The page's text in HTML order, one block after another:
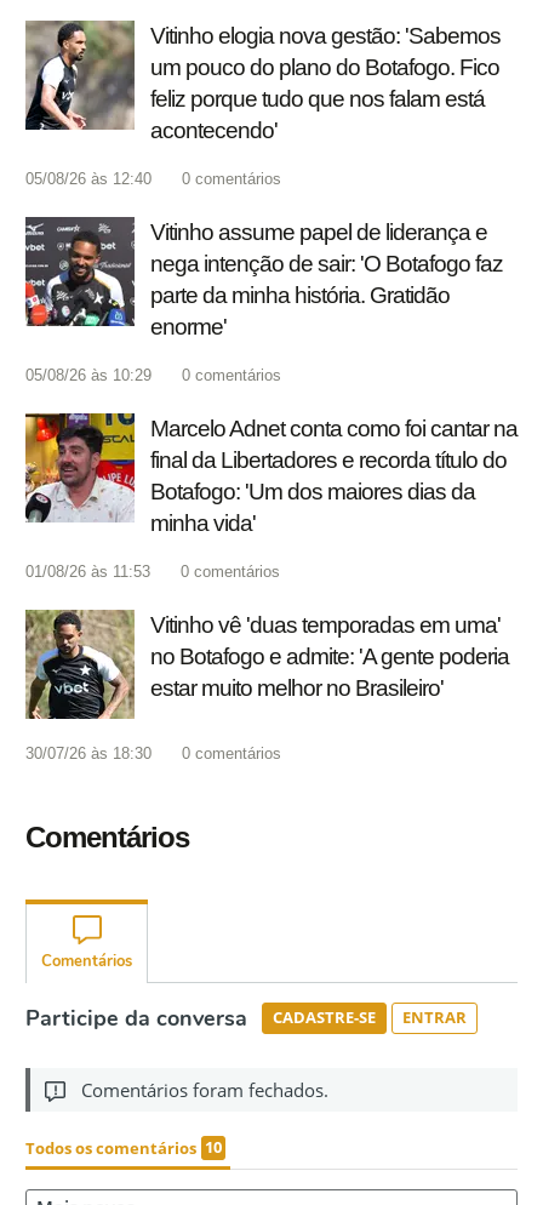
Vitinho elogia nova gestão: 'Sabemos
um pouco do plano do Botafogo. Fico
feliz porque tudo que nos falam está
acontecendo'
05/08/26 às 12:40 0 comentários
Vitinho assume papel de liderança e
nega intenção de sair: 'O Botafogo faz
parte da minha história. Gratidão
enorme'
05/08/26 às 10:29 0 comentários
Marcelo Adnet conta como foi cantar na
final da Libertadores e recorda título do
Botafogo: 'Um dos maiores dias da
minha vida'
01/08/26 às 11:53 0 comentários
Vitinho vê 'duas temporadas em uma'
no Botafogo e admite: 'A gente poderia
estar muito melhor no Brasileiro'
30/07/26 às 18:30 0 comentários
Comentários